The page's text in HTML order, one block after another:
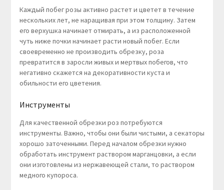
Каждый побег розы активно растет и цветет в течение
нескольких лет, не наращивая при этом толщину. Затем
его верхушка начинает отмирать, а из расположенной
чуть ниже почки начинает расти новый побег. Если
своевременно не производить обрезку, роза
превратится в заросли живых и мертвых побегов, что
негативно скажется на декоративности куста и
обильности его цветения.
Инструменты
Для качественной обрезки роз потребуются
инструменты. Важно, чтобы они были чистыми, а секаторы
хорошо заточенными. Перед началом обрезки нужно
обработать инструмент раствором марганцовки, а если
они изготовлены из нержавеющей стали, то раствором
медного купороса.